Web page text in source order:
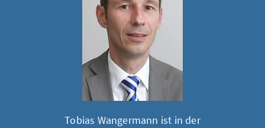
Tobias Wangermann ist in der